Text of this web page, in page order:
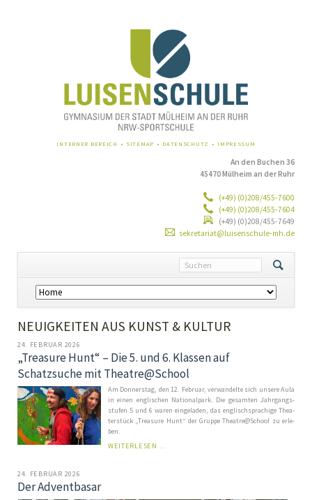
NAVIGATION
INTERNER BEREICH SITEMAP DATENSCHUTZ IMPRESSUM
An den Buchen 36
45470 Mülheim an der Ruhr
(+49) (0)208/455-7600
(+49) (0)208/455-7604
(+49) (0)208/455-7649
sekretariat@luisenschule-mh.de
Navigation
überspringen
NEUIGKEITEN AUS KUNST & KULTUR
24. FEBRUAR 2026
„Treasure Hunt“ – Die 5. und 6. Klassen auf
Schatzsuche mit Theatre@School
Am Donnerstag, den 12. Fe­bru­ar, ver­wan­del­te sich un­se­re Au­la
in ei­nen eng­lisch­en Na­tio­nal­park. Die ge­sam­ten Jahr­gangs­
stu­fen 5 und 6 waren ein­ge­la­den, das eng­lisch­spra­chi­ge The­a­
ter­stück „Trea­sure Hunt“ der Grup­pe Theatre@School zu er­le­
ben.
WEITERLESEN …
24. FEBRUAR 2026
Der Adventbasar